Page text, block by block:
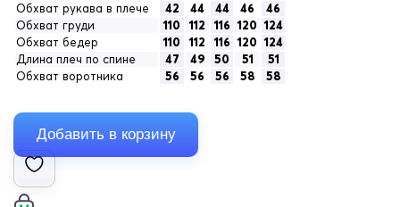
Обхват рукава в плече
42 44 44 46
46
Обхват груди
110 112 116 120 124
Обхват бедер
110 112 116 120 124
Длина плеч по спине
47 49 50 51
51
Обхват воротника
56 56 56 58 58